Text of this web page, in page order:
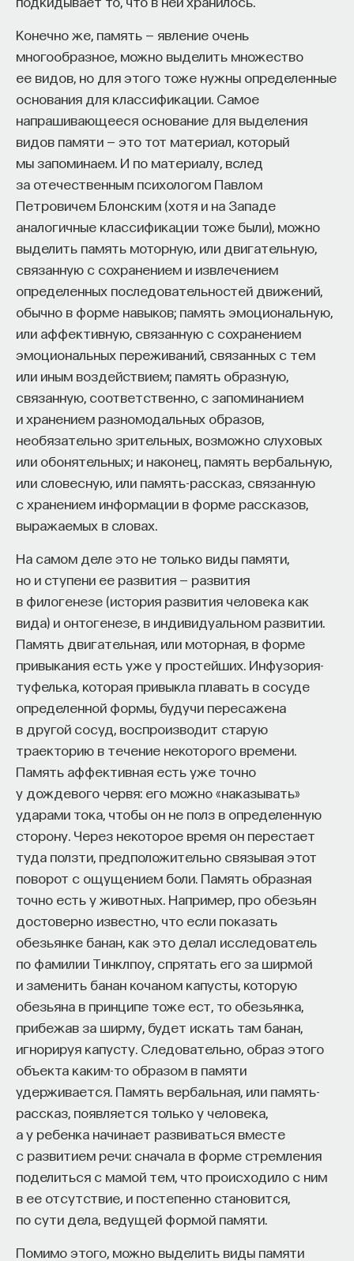
Конечно же, память — явление очень
многообразное, можно выделить множество
ее видов, но для этого тоже нужны определенные
основания для классификации. Самое
напрашивающееся основание для выделения
видов памяти — это тот материал, который
мы запоминаем. И по материалу, вслед
за отечественным психологом Павлом
Петровичем Блонским (хотя и на Западе
аналогичные классификации тоже были), можно
выделить память моторную, или двигательную,
связанную с сохранением и извлечением
определенных последовательностей движений,
обычно в форме навыков; память эмоциональную,
или аффективную, связанную с сохранением
эмоциональных переживаний, связанных с тем
или иным воздействием; память образную,
связанную, соответственно, с запоминанием
и хранением разномодальных образов,
необязательно зрительных, возможно слуховых
или обонятельных; и наконец, память вербальную,
или словесную, или память-рассказ, связанную
с хранением информации в форме рассказов,
выражаемых в словах.
На самом деле это не только виды памяти,
но и ступени ее развития — развития
в филогенезе (история развития человека как
вида) и онтогенезе, в индивидуальном развитии.
Память двигательная, или моторная, в форме
привыкания есть уже у простейших. Инфузория-
туфелька, которая привыкла плавать в сосуде
определенной формы, будучи пересажена
в другой сосуд, воспроизводит старую
траекторию в течение некоторого времени.
Память аффективная есть уже точно
у дождевого червя: его можно «наказывать»
ударами тока, чтобы он не полз в определенную
сторону. Через некоторое время он перестает
туда ползти, предположительно связывая этот
поворот с ощущением боли. Память образная
точно есть у животных. Например, про обезьян
достоверно известно, что если показать
обезьянке банан, как это делал исследователь
по фамилии Тинклпоу, спрятать его за ширмой
и заменить банан кочаном капусты, которую
обезьяна в принципе тоже ест, то обезьянка,
прибежав за ширму, будет искать там банан,
игнорируя капусту. Следовательно, образ этого
объекта каким-то образом в памяти
удерживается. Память вербальная, или память-
рассказ, появляется только у человека,
а у ребенка начинает развиваться вместе
с развитием речи: сначала в форме стремления
поделиться с мамой тем, что происходило с ним
в ее отсутствие, и постепенно становится,
по сути дела, ведущей формой памяти.
Помимо этого, можно выделить виды памяти
преподаватель может просто хорошо и логично
изложить материал, а студент — зафиксировать
его и затем воспроизвести. Но самый важный
момент происходит потом, когда человек
остается один на один с этим материалом
и пытается что-то с ним сделать. И получается,
что настоящее образование происходит
не в аудитории, а за ее пределами».
ИИ полезен не как костыль, а как
сложный собеседник
«Мы не наказываем студентов за использование
ИИ, потому что сам факт его использования еще
ничего не объясняет. Важно не то, что студент
обратился к ИИ, а то, как именно он это делает.
Если воспринимать ИИ просто как помощника,
ресурс или способ сэкономить усилия, студенты
чаще всего лишь снижают когнитивную
нагрузку — а университет вообще не для этого
создан. Они некритично делегируют агенту
самые разные задачи и переносят в эту
коммуникацию далеко не лучшие привычки.
Но если использовать ИИ как сложного
основания, спорить и продумывать собственную
позицию, тогда студент действительно
продвигается. Решающее значение имеет
не объем общения и не тип задания, а характер
самой коммуникации».
«Мыслить как учёный» — подкаст основателя
ПостНауки Ивара Максутова о людях, которые
меняют мир. В каждом выпуске — разговоры
с исследователями, предпринимателями,
эпизодов Ивар обсудил большие языковые
модели вместе с Михаилом Бурцевым, цифровые
данные в фармацевтике с Ириной Ефименко,
агротехнологии с Михаилом Тавером и много
других тем — от коучинга до фармакогенетики.
В будущих выпусках их список будет только
расширяться — слушайте подкаст наYouTube
Яндекс Музыке, Apple Podcasts, VKиSpotify.
6/30/2026
НАПИСАТЬ НАМ
НАД МАТЕРИАЛОМ РАБОТАЛИ
Ивар Максутов
издатель, сооснователь Редакционно-
издательского дома "ПостНаука", религиовед
Ульяна Раведовская